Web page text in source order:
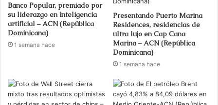
Banco Popular, premiado por
su liderazgo en inteligencia
artificial – ACN (República
Dominicana)
1 semana hace
Presentando Puerto Marina
Residences, residencias de
ultra lujo en Cap Cana
Marina – ACN (República
Dominicana)
1 semana hace